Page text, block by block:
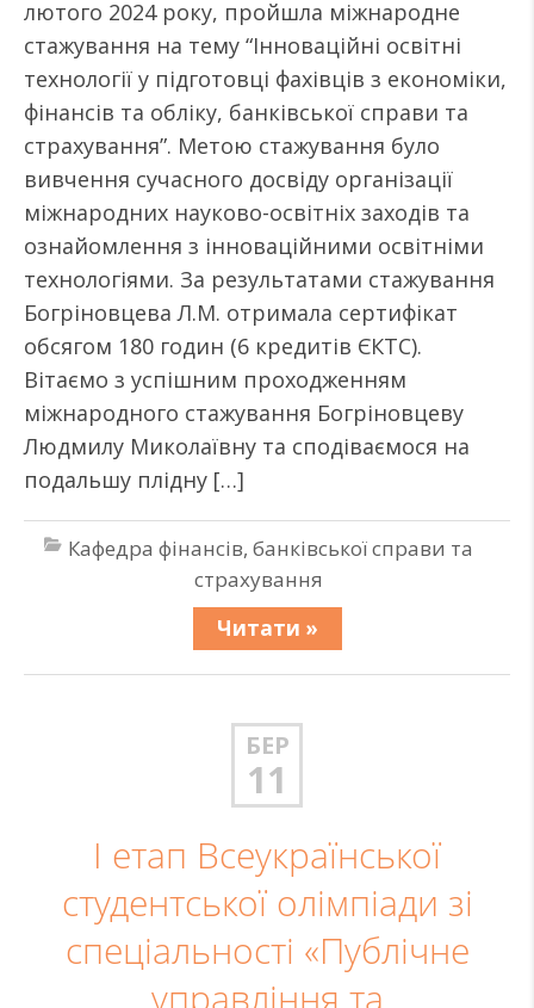
лютого 2024 року, пройшла міжнародне
стажування на тему “Інноваційні освітні
технології у підготовці фахівців з економіки,
фінансів та обліку, банківської справи та
страхування”. Метою стажування було
вивчення сучасного досвіду організації
міжнародних науково-освітніх заходів та
ознайомлення з інноваційними освітніми
технологіями. За результатами стажування
Богріновцева Л.М. отримала сертифікат
обсягом 180 годин (6 кредитів ЄКТС).
Вітаємо з успішним проходженням
міжнародного стажування Богріновцеву
Людмилу Миколаївну та сподіваємося на
подальшу плідну […]
Кафедра фінансів, банківської справи та
страхування
Читати »
БЕР
11
І етап Всеукраїнської
студентської олімпіади зі
спеціальності «Публічне
управління та